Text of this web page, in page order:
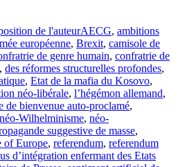
de l'auteurAECG, ambitions
européenne, Brexit, camisole de
de genre humain, confratrie de
, des réformes structurelles profondes,
, Etat de la mafia du Kosovo,
néo-libérale, l’hégémon allemand,
de bienvenue auto-proclamé,
néo-Wilhelminisme, néo-
suggestive de masse,
of Europe, referendum, referendum
d’intégration enfermant des Etats